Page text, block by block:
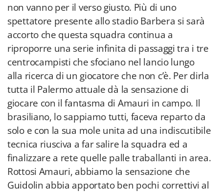
non vanno per il verso giusto. Più di uno
spettatore presente allo stadio Barbera si sarà
accorto che questa squadra continua a
riproporre una serie infinita di passaggi tra i tre
centrocampisti che sfociano nel lancio lungo
alla ricerca di un giocatore che non c’è. Per dirla
tutta il Palermo attuale dà la sensazione di
giocare con il fantasma di Amauri in campo. Il
brasiliano, lo sappiamo tutti, faceva reparto da
solo e con la sua mole unita ad una indiscutibile
tecnica riusciva a far salire la squadra ed a
finalizzare a rete quelle palle traballanti in area.
Rottosi Amauri, abbiamo la sensazione che
Guidolin abbia apportato ben pochi correttivi al